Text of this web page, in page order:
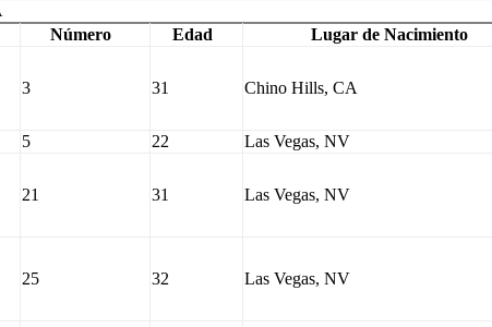
Número Edad Lugar de Nacimiento
3 31 Chino Hills, CA
5 22 Las Vegas, NV
21 31 Las Vegas, NV
25 32 Las Vegas, NV